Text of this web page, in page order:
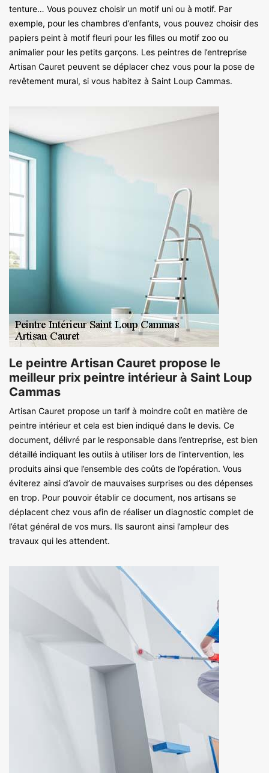
tenture… Vous pouvez choisir un motif uni ou à motif. Par
exemple, pour les chambres d’enfants, vous pouvez choisir des
papiers peint à motif fleuri pour les filles ou motif zoo ou
animalier pour les petits garçons. Les peintres de l’entreprise
Artisan Cauret peuvent se déplacer chez vous pour la pose de
revêtement mural, si vous habitez à Saint Loup Cammas.
Le peintre Artisan Cauret propose le
meilleur prix peintre intérieur à Saint Loup
Cammas
Artisan Cauret propose un tarif à moindre coût en matière de
peintre intérieur et cela est bien indiqué dans le devis. Ce
document, délivré par le responsable dans l’entreprise, est bien
détaillé indiquant les outils à utiliser lors de l’intervention, les
produits ainsi que l’ensemble des coûts de l’opération. Vous
éviterez ainsi d’avoir de mauvaises surprises ou des dépenses
en trop. Pour pouvoir établir ce document, nos artisans se
déplacent chez vous afin de réaliser un diagnostic complet de
l’état général de vos murs. Ils sauront ainsi l’ampleur des
travaux qui les attendent.